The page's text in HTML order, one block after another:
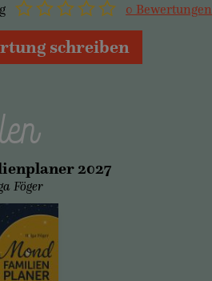
0 Bewertungen
schreiben
2027
Föger